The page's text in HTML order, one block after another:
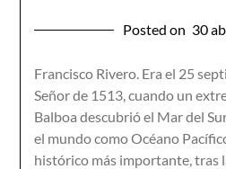
Posted on 30
Francisco Rivero. Era el 25
Señor de 1513, cuando un
Balboa descubrió el Mar del
el mundo como Océano
histórico más importante, tras